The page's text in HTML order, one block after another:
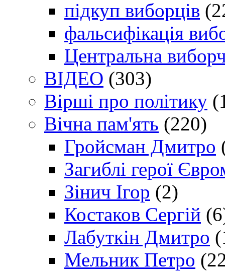
підкуп виборців
фальсифікація
Центральна
ВІДЕО (303)
Вірші про політику
Вічна пам'ять (220)
Гройсман Дмитро
Загиблі герої
Зінич Ігор (2)
Костаков Сергій
Лабуткін Дмитро
Мельник Петро